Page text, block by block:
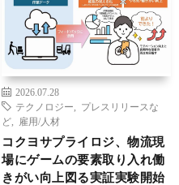
2026.07.28
テクノロジー
プレスリリースな
ど
雇用/人材
コクヨサプライロジ、物流現
場にゲームの要素取り入れ働
きがい向上図る実証実験開始